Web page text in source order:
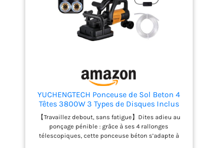
SERVICE : Notre service client est entièrement basé
en Allemagne. Que vous ayez des questions
techniques ou besoin de commander des pièces
détachées, notre équipe est à votre disposition.
Notre hotline est joignable tous les jours pour vous
fonction de verrouillage de la vitesse a été
supprimée sur la dernière version de notre appareil
YUCHENGTECH Ponceuse de Sol Beton 4
Têtes 3800W 3 Types de Disques Inclus
【Travaillez debout, sans fatigue】Dites adieu au
ponçage pénible : grâce à ses 4 rallonges
télescopiques, cette ponceuse béton s’adapte à